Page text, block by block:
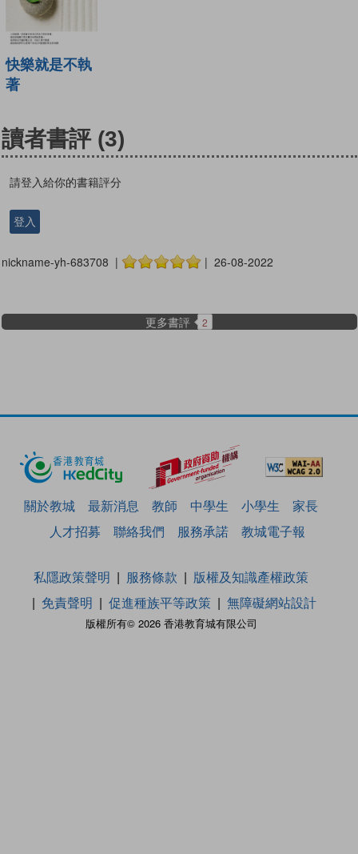
快樂就是不執
著
讀者書評 (3)
請登入給你的書籍評分
登入
nickname-yh-683708 | | 26-08-2022
更多書評 2
關於教城 最新消息 教師 中學生 小學生
家長
人才招募
聯絡我們 服務承諾 教城電子報
版權所有© 2026 香港教育城有限公司
私隱政策聲明 服務條款
版權及知識產權政策
免責聲明
促進種族平等政策 無障礙網站設計